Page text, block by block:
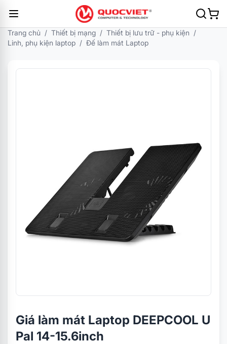
Trang chủ / Thiết bị mạng / Thiết bị lưu trữ - phụ kiện /
Linh, phụ kiện laptop / Đế làm mát Laptop
Giá làm mát Laptop DEEPCOOL U
Pal 14-15.6inch